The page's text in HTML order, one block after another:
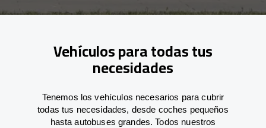
Vehículos para todas tus
necesidades
Tenemos los vehículos necesarios para cubrir
todas tus necesidades, desde coches pequeños
hasta autobuses grandes. Todos nuestros